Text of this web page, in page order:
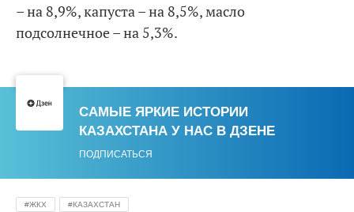
– на 8,9%, капуста – на 8,5%, масло
подсолнечное – на 5,3%.
САМЫЕ ЯРКИЕ ИСТОРИИ
КАЗАХСТАНА У НАС В ДЗЕНЕ
ПОДПИСАТЬСЯ
ЖКХ КАЗАХСТАН